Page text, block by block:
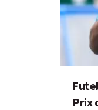
Prix